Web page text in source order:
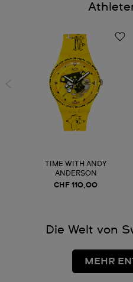
TIME WITH ANDY
ANDERSON
CHF 110,00
Die Welt von
MEHR